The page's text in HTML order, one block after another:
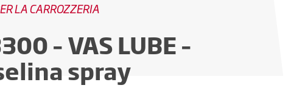
LA CARROZZERIA
– VAS LUBE –
spray